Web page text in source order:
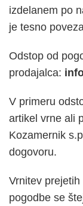
izdelanem po
je tesno
Odstop od
prodajalca:
V primeru
artikel vrne ali
Kozamernik
dogovoru.
Vrnitev
pogodbe se